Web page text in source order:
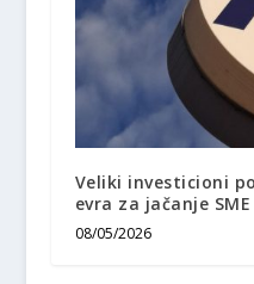
Veliki investicioni
evra za jačanje
08/05/2026